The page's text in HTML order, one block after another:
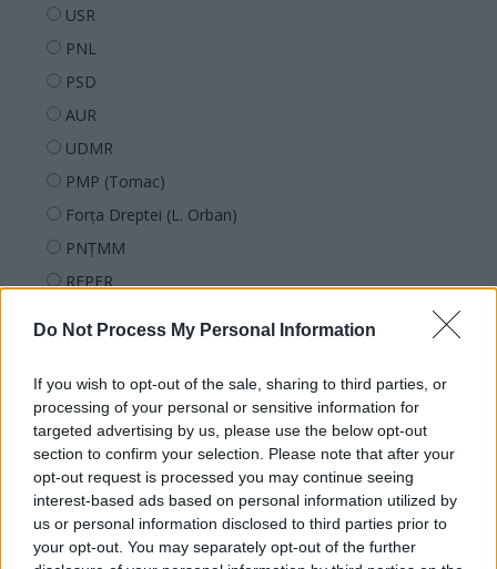
Do Not Process My Personal Information
If you wish to opt-out of the sale, sharing to third parties, or
processing of your personal or sensitive information for
targeted advertising by us, please use the below opt-out
section to confirm your selection. Please note that after your
opt-out request is processed you may continue seeing
interest-based ads based on personal information utilized by
us or personal information disclosed to third parties prior to
your opt-out. You may separately opt-out of the further
USR
PNL
PSD
AUR
UDMR
PMP (Tomac)
Forța Dreptei (L. Orban)
PNȚMM
REPER
POT (Gavrilă)
PACE (Peia)
Acțiunea Conservatoare (Târziu)
PDF (Lazarus)
PUSL (D. Voiculescu)
PNȚCD (Pavelescu)